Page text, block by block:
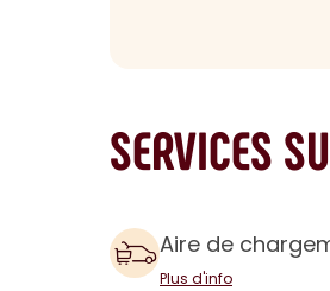
SERVICES
Aire de
Plus d'info